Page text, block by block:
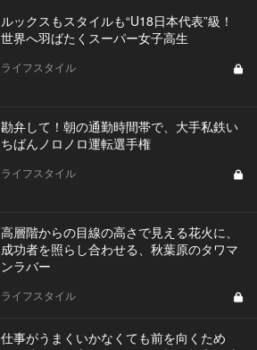
ルックスもスタイルも“U18日本代表”級！
世界へ羽ばたくスーパー女子高生
ライフスタイル
勘弁して！朝の通勤時間帯で、大手私鉄い
ちばんノロノロ運転選手権
ライフスタイル
高層階からの目線の高さで見える花火に、
成功者を照らし合わせる、秋葉原のタワマ
ンラバー
ライフスタイル
仕事がうまくいかなくても前を向くため